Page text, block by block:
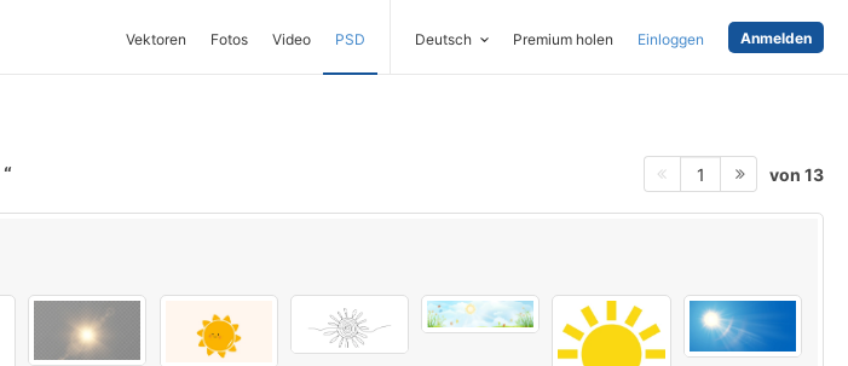
Vektoren Fotos Video PSD Deutsch Premium holen Einloggen Anmelden
1 von 13